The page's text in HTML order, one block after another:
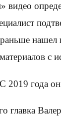
видео
с
2019 года
главка